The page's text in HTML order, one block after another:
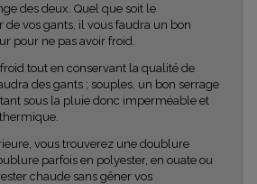
des deux. Quel que soit le
de vos gants, il vous faudra un bon
pour ne pas avoir froid.
tout en conservant la qualité de
des gants ; souples, un bon serrage
sous la pluie donc imperméable et
vous trouverez une doublure
parfois en polyester, en ouate ou
chaude sans gêner vos